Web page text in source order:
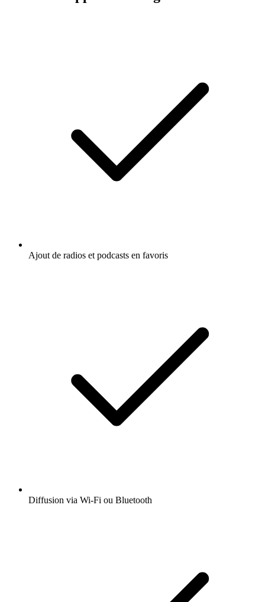
Ajout de radios et podcasts en favoris
Diffusion via Wi-Fi ou Bluetooth